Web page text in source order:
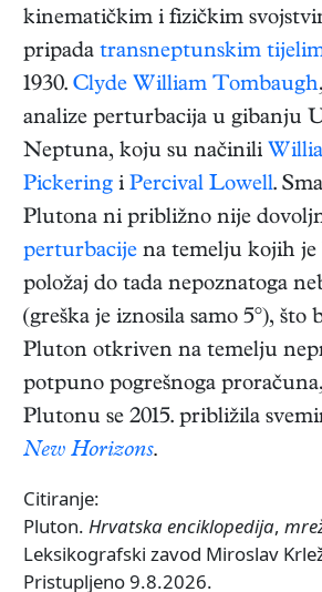
kinematičkim i fizičkim
pripada transneptunskim
1930. Clyde William Tombaugh
analize perturbacija u gibanju
Neptuna, koju su načinili
Pickering i Percival Lowell.
Plutona ni približno nije
perturbacije na temelju kojih je
položaj do tada nepoznatoga
(greška je iznosila samo 5°), što
Pluton otkriven na temelju
potpuno pogrešnoga
Plutonu se 2015. približila
New Horizons.
Citiranje:
Pluton. Hrvatska enciklopedija,
Leksikografski zavod Miroslav
Pristupljeno 9.8.2026.